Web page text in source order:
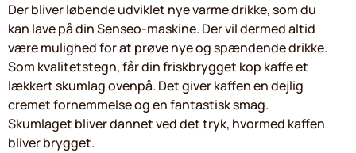
Der bliver løbende udviklet nye varme drikke, som du
kan lave på din Senseo-maskine. Der vil dermed altid
være mulighed for at prøve nye og spændende drikke.
Som kvalitetstegn, får din friskbrygget kop kaffe et
lækkert skumlag ovenpå. Det giver kaffen en dejlig
cremet fornemmelse og en fantastisk smag.
Skumlaget bliver dannet ved det tryk, hvormed kaffen
bliver brygget.